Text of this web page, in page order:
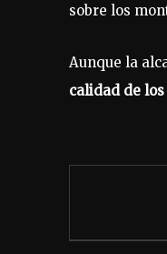
sobre los
Aunque la
calidad de